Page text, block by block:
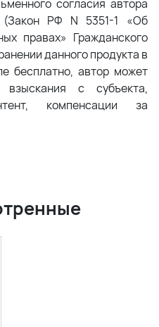
согласия автора
(Закон РФ N 5351-1 «Об
правах» Гражданского
данного продукта в
бесплатно, автор может
с субъекта,
компенсации за